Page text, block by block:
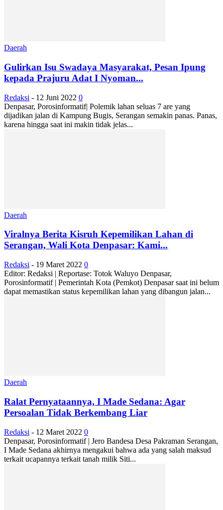
Daerah
Gulirkan Isu Swadaya Masyarakat, Pesan Ipung
kepada Prajuru Adat I Nyoman...
Redaksi - 12 Juni 2022 0
Denpasar, Porosinformatif| Polemik lahan seluas 7 are yang
dijadikan jalan di Kampung Bugis, Serangan semakin panas. Panas,
karena hingga saat ini makin tidak jelas...
Daerah
Viralnya Berita Kisruh Kepemilikan Lahan di
Serangan, Wali Kota Denpasar: Kami...
Redaksi - 19 Maret 2022 0
Editor: Redaksi | Reportase: Totok Waluyo Denpasar,
Porosinformatif | Pemerintah Kota (Pemkot) Denpasar saat ini belum
dapat memastikan status kepemilikan lahan yang dibangun jalan...
Daerah
Ralat Pernyataannya, I Made Sedana: Agar
Persoalan Tidak Berkembang Liar
Redaksi - 12 Maret 2022 0
Denpasar, Porosinformatif | Jero Bandesa Desa Pakraman Serangan,
I Made Sedana akhirnya mengakui bahwa ada yang salah maksud
terkait ucapannya terkait tanah milik Siti...